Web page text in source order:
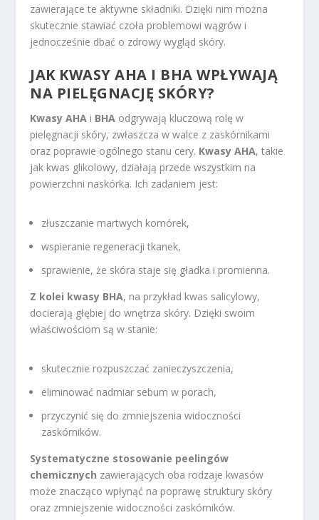
zawierające te aktywne składniki. Dzięki nim można
skutecznie stawiać czoła problemowi wągrów i
jednocześnie dbać o zdrowy wygląd skóry.
JAK KWASY AHA I BHA WPŁYWAJĄ
NA PIELĘGNACJĘ SKÓRY?
Kwasy AHA i BHA odgrywają kluczową rolę w
pielęgnacji skóry, zwłaszcza w walce z zaskórnikami
oraz poprawie ogólnego stanu cery. Kwasy AHA, takie
jak kwas glikolowy, działają przede wszystkim na
powierzchni naskórka. Ich zadaniem jest:
złuszczanie martwych komórek,
wspieranie regeneracji tkanek,
sprawienie, że skóra staje się gładka i promienna.
Z kolei kwasy BHA, na przykład kwas salicylowy,
docierają głębiej do wnętrza skóry. Dzięki swoim
właściwościom są w stanie:
skutecznie rozpuszczać zanieczyszczenia,
eliminować nadmiar sebum w porach,
przyczynić się do zmniejszenia widoczności
zaskórników.
Systematyczne stosowanie peelingów
chemicznych zawierających oba rodzaje kwasów
może znacząco wpłynąć na poprawę struktury skóry
oraz zmniejszenie widoczności zaskórników.